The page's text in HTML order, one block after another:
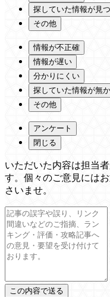
探していた情報が見
その他
情報が不正確
情報が遅い
分かりにくい
探していた情報が無
その他
アンケート
閉じる
いただいた内容は担当
す。個々のご意見には
さいませ。